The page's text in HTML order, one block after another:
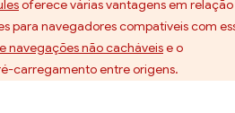
oferece várias vantagens em
para navegadores compatíveis com
navegações não cacháveise o
carregamento entre origens.